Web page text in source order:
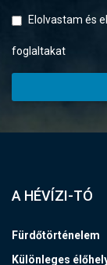
Elolvastam és
foglaltakat
A HÉVÍZI-TÓ
Fürdőtörténelem
Különleges